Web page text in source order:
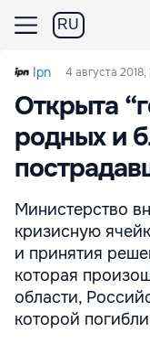
RU
Ipn 4 августа 2018,
Открыта
родных и
Министерство
кризисную
и принятия
которая
области,
которой